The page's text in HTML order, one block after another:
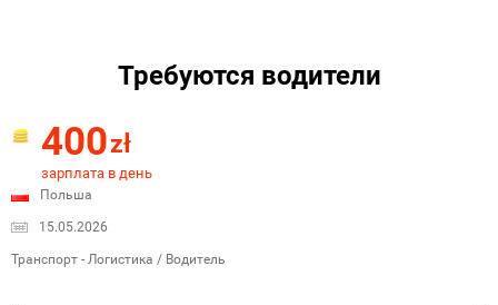
Требуются водители
400zł
зарплата в день
Польша
15.05.2026
Транспорт - Логистика / Водитель